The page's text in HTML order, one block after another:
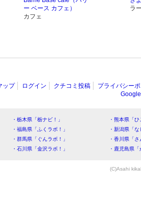
ー ベース カフェ）
カフェ
ラ
ップ ログイン クチコミ投稿
プライバシー
・栃木県「栃ナビ！」
・熊本県「
・福島県「ふくラボ！」
・新潟県「
・群馬県「ぐんラボ！」
・香川県「
・石川県「金沢ラボ！」
・鹿児島県
(C)Asahi